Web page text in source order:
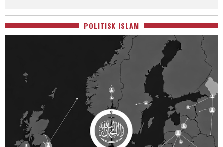
POLITISK ISLAM